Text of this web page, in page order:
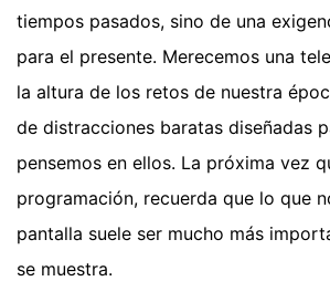
tiempos pasados, sino de una
para el presente. Merecemos una
la altura de los retos de nuestra
de distracciones baratas diseñadas
pensemos en ellos. La próxima vez
programación, recuerda que lo que
pantalla suele ser mucho más
se muestra.